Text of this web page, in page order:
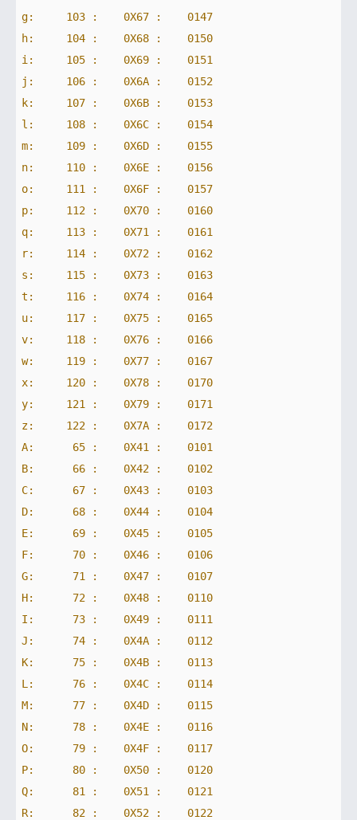
g:     103 :    0X67 :
0147
h:     104 :    0X68 :
0150
i:     105 :    0X69 :
0151
j:     106 :    0X6A :
0152
k:     107 :    0X6B :
0153
l:     108 :    0X6C :
0154
m:     109 :    0X6D :
0155
n:     110 :    0X6E :
0156
o:     111 :    0X6F :
0157
p:     112 :    0X70 :
0160
q:     113 :    0X71 :
0161
r:     114 :    0X72 :
0162
s:     115 :    0X73 :
0163
t:     116 :    0X74 :
0164
u:     117 :    0X75 :
0165
v:     118 :    0X76 :
0166
w:     119 :    0X77 :
0167
x:     120 :    0X78 :
0170
y:     121 :    0X79 :
0171
z:     122 :    0X7A :
0172
A:      65 :    0X41 :
0101
B:      66 :    0X42 :
0102
C:      67 :    0X43 :
0103
D:      68 :    0X44 :
0104
E:      69 :    0X45 :
0105
F:      70 :    0X46 :
0106
G:      71 :    0X47 :
0107
H:      72 :    0X48 :
0110
I:      73 :    0X49 :
0111
J:      74 :    0X4A :
0112
K:      75 :    0X4B :
0113
L:      76 :    0X4C :
0114
M:      77 :    0X4D :
0115
N:      78 :    0X4E :
0116
O:      79 :    0X4F :
0117
P:      80 :    0X50 :
0120
Q:      81 :    0X51 :
0121
R:      82 :    0X52 :
0122